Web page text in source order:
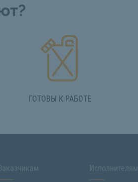
ГОТОВЫ К РАБОТЕ
Исполнителям